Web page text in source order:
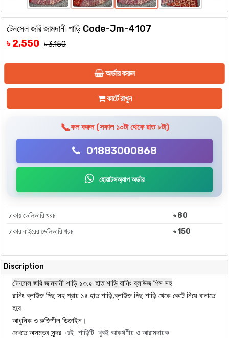
টেনসেল জরি জামদানী শাড়ি Code-Jm-4107
৳ 2,550 ৳ 3,150
অর্ডার করুন
কার্টে রাখুন
📞কল করুন (সকাল ১০টা থেকে রাত ৮টা)
01883000868
হোয়াটসঅ্যাপ অর্ডার
ঢাকায় ডেলিভারি খরচ
৳ 80
ঢাকার বাইরের ডেলিভারি খরচ
৳ 150
Discription
টেনসেল জরি জামদানী শাড়ি ১৩.৫ হাত শাড়ি রানিং ব্লাউজ পিস সহ
রানিং ব্লাউজ পিছ সহ প্রায় ১৪ হাত শাড়ি,ব্লাউজ পিছ শাড়ি থেকে কেটে নিয়ে বানাতে
হবে
আধুনিক ও রুজিশীল ডিজাইন।
দেখতে অসম্ভব সুন্দর এই শাড়িটি খুবই আকর্ষণীয় ও আরামদায়ক